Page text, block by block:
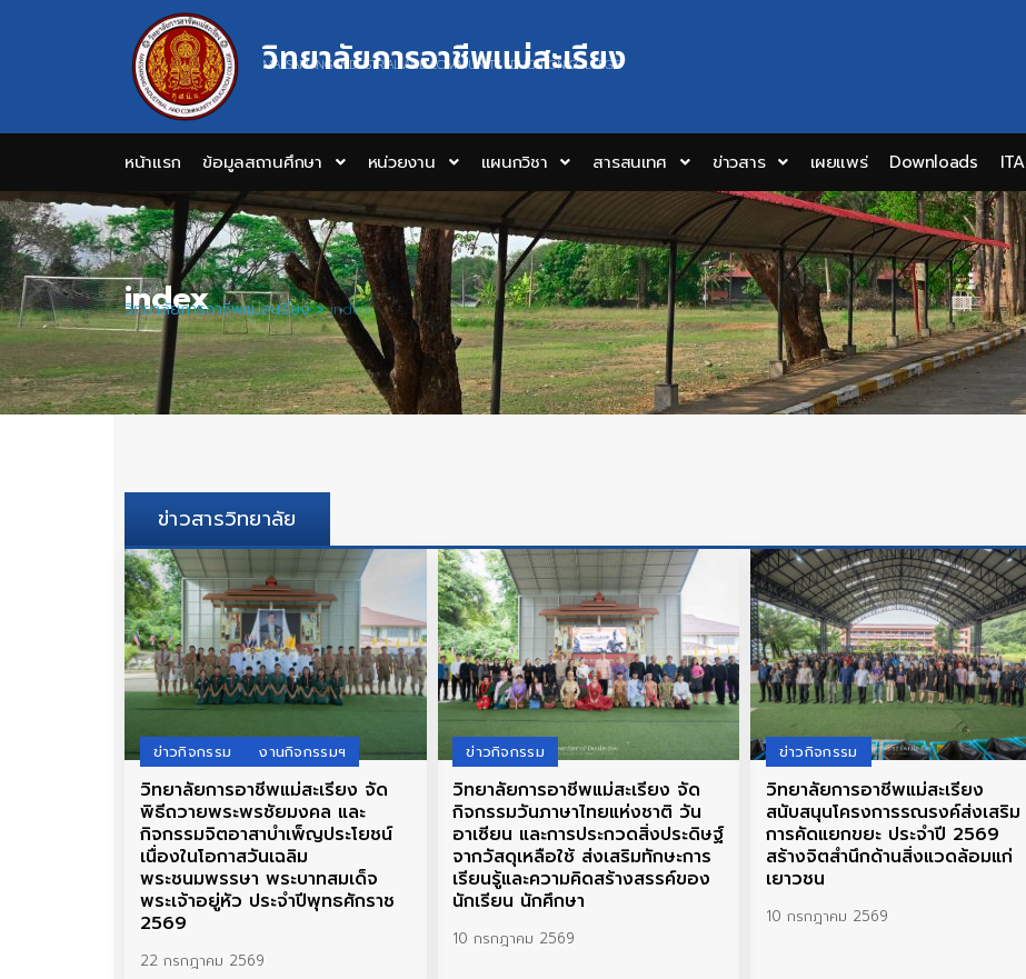
วิทยาลัยการอาชีพแม่สะเรียง
MAESARIANG INDUSTRIAL AND COMMUNITY EDUCATION COLLEGE
หน้าแรก ข้อมูลสถานศึกษา หน่วยงาน แผนกวิชา สารสนเทศ ข่าวสาร เผยแพร่ Downloads ITA
index
วิทยาลัยการอาชีพแม่สะเรียง>index
ข่าวสารวิทยาลัย
ข่าวกิจกรรม งานกิจกรรมฯ
วิทยาลัยการอาชีพแม่สะเรียง จัด
พิธีถวายพระพรชัยมงคล และ
กิจกรรมจิตอาสาบำเพ็ญประโยชน์
เนื่องในโอกาสวันเฉลิม
พระชนมพรรษา พระบาทสมเด็จ
พระเจ้าอยู่หัว ประจำปีพุทธศักราช
2569
22 กรกฎาคม 2569
ข่าวกิจกรรม
วิทยาลัยการอาชีพแม่สะเรียง จัด
กิจกรรมวันภาษาไทยแห่งชาติ วัน
อาเซียน และการประกวดสิ่งประดิษฐ์
จากวัสดุเหลือใช้ ส่งเสริมทักษะการ
เรียนรู้และความคิดสร้างสรรค์ของ
นักเรียน นักศึกษา
10 กรกฎาคม 2569
ข่าวกิจกรรม
วิทยาลัยการอาชีพแม่สะเรียง
สนับสนุนโครงการรณรงค์ส่งเสริม
การคัดแยกขยะ ประจำปี 2569
สร้างจิตสำนึกด้านสิ่งแวดล้อมแก่
เยาวชน
10 กรกฎาคม 2569